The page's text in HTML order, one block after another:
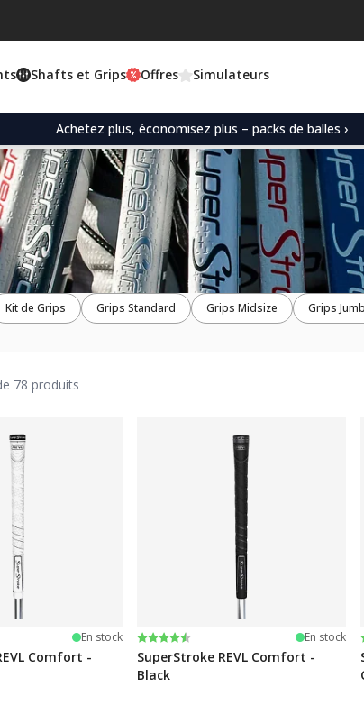
Shafts et Grips Offres Simulateurs
Achetez plus, économisez plus – packs de balles ›
Kit de Grips Grips Standard Grips Midsize Grips
78 produits
En stock
Comfort -
Note:
4.6 sur 5 étoiles En stock
SuperStroke REVL Comfort -
Black